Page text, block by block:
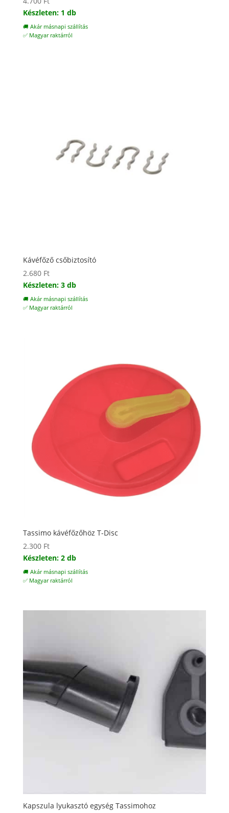
Készleten: 1 db
🚚 Akár másnapi szállítás
✅ Magyar raktárról
Kávéfőző csőbiztosító
2.680 Ft
Készleten: 3 db
🚚 Akár másnapi szállítás
✅ Magyar raktárról
Tassimo kávéfőzőhöz T-Disc
2.300 Ft
Készleten: 2 db
🚚 Akár másnapi szállítás
✅ Magyar raktárról
Kapszula lyukasztó egység Tassimohoz